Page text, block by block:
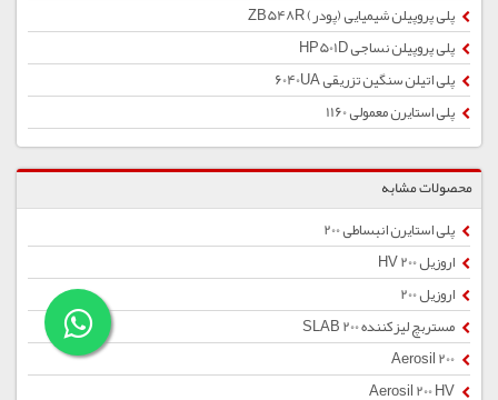
پلی پروپیلن شیمیایی (پودر) ZB548R
پلی پروپیلن نساجی HP501D
پلی اتیلن سنگین تزریقی 6040UA
پلی استایرن معمولی 1160
محصولات مشابه
پلی استایرن انبساطی 200
اروزیل 200 HV
اروزیل 200
مستربچ لیزکننده SLAB 200